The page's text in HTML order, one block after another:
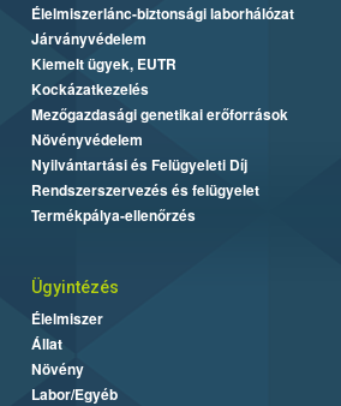
Élelmiszerlánc-biztonsági laborhálózat
Járványvédelem
Kiemelt ügyek, EUTR
Kockázatkezelés
Mezőgazdasági genetikai erőforrások
Növényvédelem
Nyilvántartási és Felügyeleti Díj
Rendszerszervezés és felügyelet
Termékpálya-ellenőrzés
Ügyintézés
Élelmiszer
Állat
Növény
Labor/Egyéb